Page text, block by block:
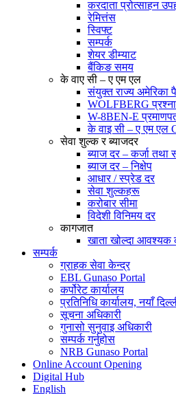
करदाता प्रोत्साहन
रेमित्तंस
स्विफ्ट
सम्पर्क
शेयर डीम्याट
बैंकिङ समय
के वाए सी – ए एम एल
संयुक्त राज्य अमेरिका
WOLFBERG
W-8BEN-E
के वाइ सी – ए एम एल
सेवा शुल्क र ब्याजदर
ब्याज दर – कर्जा तथा
ब्याज दर – निक्षेप
आधार / स्प्रेड दर
सेवा शुल्कहरू
करोबार सीमा
विदेशी विनिमय दर
कागजात
खाता खोल्दा आवश्यक
सम्पर्क
ग्राहक सेवा केन्द्र
EBL Gunaso Portal
कर्पोरेट कार्यालय
प्रतिनिधि कार्यालय, नयाँ
सूचना अधिकारी
गुनासो सुनुवाइ अधिकारी
सम्पर्क गर्नुहोस
NRB Gunaso Portal
Online Account Opening
Digital Hub
English